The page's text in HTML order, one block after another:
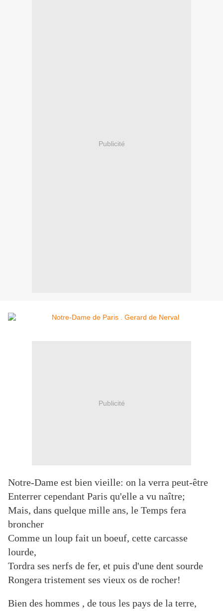
Publicité
Publicité
Notre-Dame est bien vieille: on la verra peut-être
Enterrer cependant Paris qu'elle a vu naître;
Mais, dans quelque mille ans, le Temps fera
broncher
Comme un loup fait un boeuf, cette carcasse
lourde,
Tordra ses nerfs de fer, et puis d'une dent sourde
Rongera tristement ses vieux os de rocher!
Bien des hommes , de tous les pays de la terre,